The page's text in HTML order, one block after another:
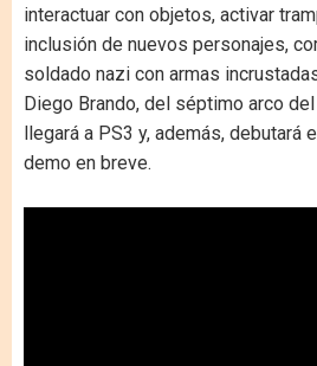
interactuar con objetos, activar
inclusión de nuevos personajes,
soldado nazi con armas
Diego Brando, del séptimo arco del
llegará a PS3 y, además, debutará
demo en breve.